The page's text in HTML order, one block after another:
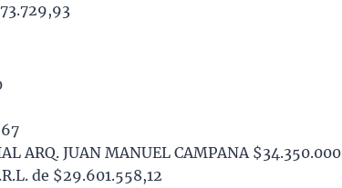
ARQ. JUAN MANUEL CAMPANA $34.350.000
de $29.601.558,12